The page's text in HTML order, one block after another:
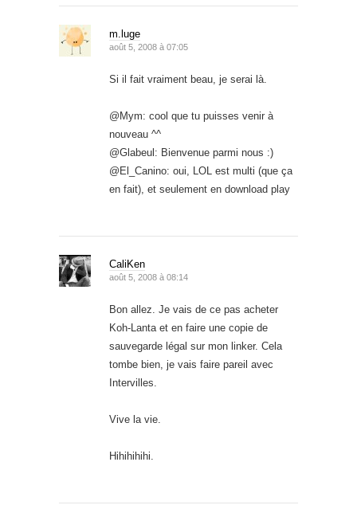
m.luge
août 5, 2008 à 07:05
Si il fait vraiment beau, je serai là.
@Mym: cool que tu puisses venir à
nouveau ^^
@Glabeul: Bienvenue parmi nous :)
@El_Canino: oui, LOL est multi (que ça
en fait), et seulement en download play
CaliKen
août 5, 2008 à 08:14
Bon allez. Je vais de ce pas acheter
Koh-Lanta et en faire une copie de
sauvegarde légal sur mon linker. Cela
tombe bien, je vais faire pareil avec
Intervilles.
Vive la vie.
Hihihihihi.